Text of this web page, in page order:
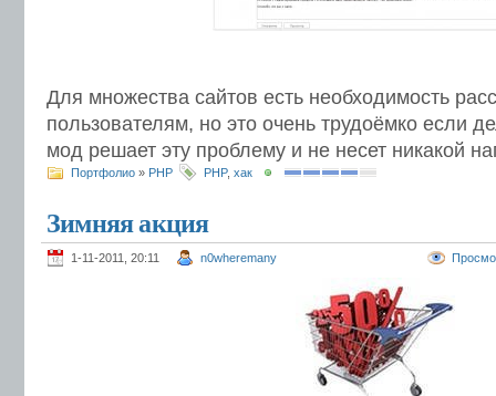
Для множества сайтов есть необходимость
пользователям, но это очень трудоёмко если
мод решает эту проблему и не несет никакой
Портфолио » PHP PHP, хак
Зимняя акция
1-11-2011, 20:11 n0wheremany